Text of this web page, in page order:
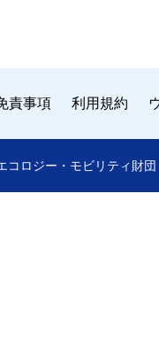
責事項 利用規約
コロジー・モビリティ財団